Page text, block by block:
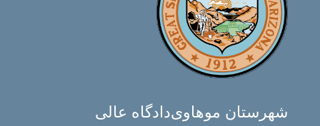
دادگاه عالیشهرستان موهاوی